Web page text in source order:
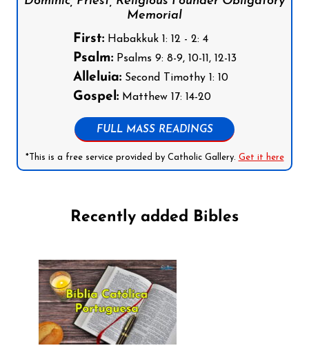
Memorial
First:Habakkuk 1: 12 - 2: 4
Psalm:Psalms 9: 8-9, 10-11, 12-13
Alleluia:Second Timothy 1: 10
Gospel:Matthew 17: 14-20
FULL MASS READINGS
*This is a free service provided by Catholic Gallery. Get it here
Recently added Bibles